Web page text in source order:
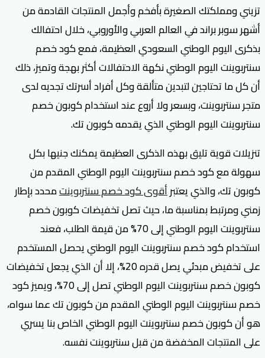
تزيني ومملكتك الصغيرة بأفخم وأجمل المنتجات القادمة من
أشهر سوبر براند في العالم العربي والأوروبي، خلال احتفالك
بذكرى اليوم الوطني السعودي العظيمة، فمع كود خصم
سنتربوينت اليوم الوطني نكهة الاحتفالات أكثر بهجة وتميز، ذلك
أن كل ما تحتاجين لتبدين متألقة وكل أفراد أسرتك تجديه لدى
متجر سنتربوينت، وبسعر ولا أروع عند استخدام كوبون خصم
سنتربوينت اليوم الوطني الذي يقدمه كوبون تك.
تنزيلات قوية تليق بهذه الذكرى العظيمة يمكنك جنيها بكل
سهولة مع كود خصم سنتربوينت اليوم الوطني المقدم من
كوبون تك، والذي يعتبرأقوى كود خصم سنتربوينتمحدد بإطار
زمني ومرتبط بمناسبة ما، حيث تصل تخفيضات كوبون خصم
سنتربوينت اليوم الوطني إلى 70% من قيمة الطلب، فعند
استخدام كود خصم سنتربوينت اليوم الوطني يحصل المستخدم
على تخفيض مبدئي يصل قدره 20%، إلا أن الذي يجعل تخفيضات
كوبون خصم سنتربوينت اليوم الوطني تصل إلى 70%، ويميز كود
خصم سنتربوينت اليوم الوطني المقدم من كوبون تك عما سواه،
هو أن كوبون خصم سنتربوينت اليوم الوطني الخاص بنا يسري
على المنتجات المخفضة من قبل سنتربوينت نفسه.